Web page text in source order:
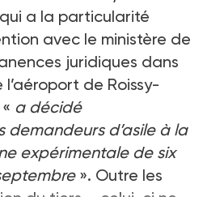
qui a la particularité
avec le ministère de
juridiques dans
de Roissy-
a décidé
demandeurs d’asile à la
expérimentale de six
». Outre les